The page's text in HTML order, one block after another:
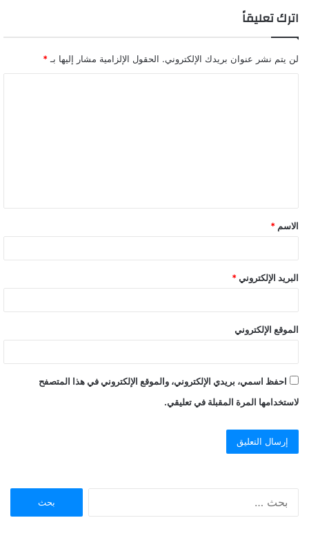
اترك تعليقاً
لن يتم نشر عنوان بريدك الإلكتروني. الحقول الإلزامية مشار إليها بـ *
ق
*
الاسم *
البريد الإلكتروني *
الموقع الإلكتروني
احفظ اسمي، بريدي الإلكتروني، والموقع الإلكتروني في هذا المتصفح
لاستخدامها المرة المقبلة في تعليقي.